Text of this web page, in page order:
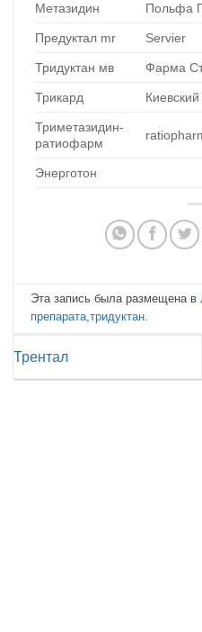
Метазидин Польфа
Предуктал mr Servier
Тридуктан мв Фарма
Трикард
Триметазидин-
ратиофарм
Энерготон
Эта запись была размещена в
препарата,тридуктан.
Трентал